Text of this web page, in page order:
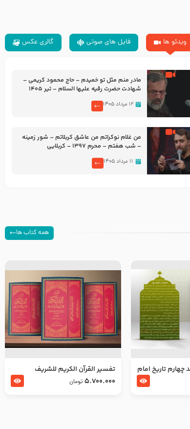
ویدئو ها فایل های صوتی گالری عکس
مادر منم مثل تو خمیدم – حاج محمود کریمی –
شهادت حضرت رقیه علیها السلام – تیر ۱۴۰۵
۱۲ مرداد ۱۴۰۵
من غلام نوکراتم من عاشق کربلاتم – شور زمینه
– شب هفتم – محرم 1397 – کربلایی
۱۱ مرداد ۱۴۰۵
همه کتاب ها
چهارم تاریخ امام
محمد باقر
تفسير القرآن الكريم للشريف
المرتضي قدس سرّه
5.700.000 تومان